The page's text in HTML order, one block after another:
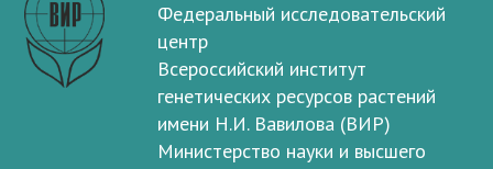
Федеральный исследовательский
центр
Всероссийский институт
генетических ресурсов растений
имени Н.И. Вавилова (ВИР)
Министерство науки и высшего